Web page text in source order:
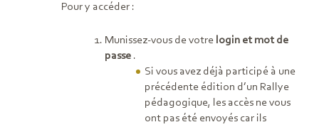
Pour y accéder :
Munissez-vous de votre login et mot de
passe.
Si vous avez déjà participé à une
précédente édition d’un Rallye
pédagogique, les accès ne vous
ont pas été envoyés car ils